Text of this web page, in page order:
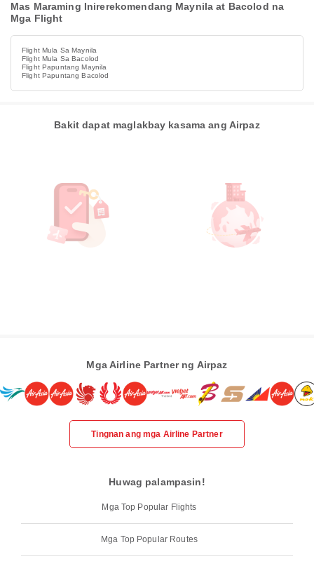
Mas Maraming Inirerekomendang Maynila at Bacolod na
Mga Flight
Flight Mula Sa Maynila
Flight Mula Sa Bacolod
Flight Papuntang Maynila
Flight Papuntang Bacolod
Bakit dapat maglakbay kasama ang Airpaz
Mga Airline Partner ng Airpaz
Tingnan ang mga Airline Partner
Huwag palampasin!
Mga Top Popular Flights
Mga Top Popular Routes